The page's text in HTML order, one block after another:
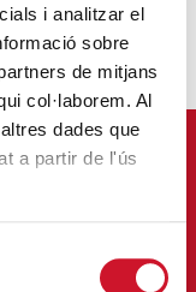
i analitzar el
sobre
de mitjans
col·laborem. Al
dades que
a partir de l'ús
SUSCRIBIRME